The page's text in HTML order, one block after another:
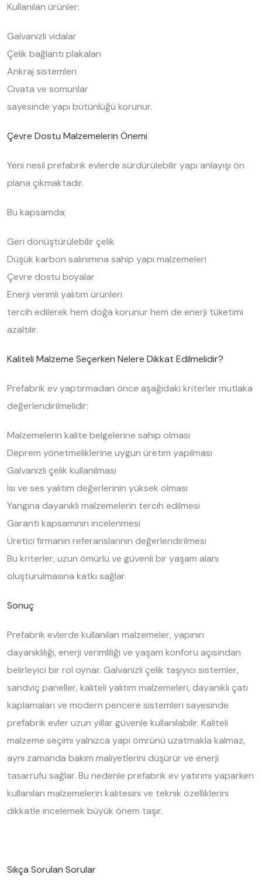
Kullanılan ürünler;
Galvanizli vidalar
Çelik bağlantı plakaları
Ankraj sistemleri
Civata ve somunlar
sayesinde yapı bütünlüğü korunur.
Çevre Dostu Malzemelerin Önemi
Yeni nesil prefabrik evlerde sürdürülebilir yapı anlayışı ön
plana çıkmaktadır.
Bu kapsamda;
Geri dönüştürülebilir çelik
Düşük karbon salınımına sahip yapı malzemeleri
Çevre dostu boyalar
Enerji verimli yalıtım ürünleri
tercih edilerek hem doğa korunur hem de enerji tüketimi
azaltılır.
Kaliteli Malzeme Seçerken Nelere Dikkat Edilmelidir?
Prefabrik ev yaptırmadan önce aşağıdaki kriterler mutlaka
değerlendirilmelidir:
Malzemelerin kalite belgelerine sahip olması
Deprem yönetmeliklerine uygun üretim yapılması
Galvanizli çelik kullanılması
Isı ve ses yalıtım değerlerinin yüksek olması
Yangına dayanıklı malzemelerin tercih edilmesi
Garanti kapsamının incelenmesi
Üretici firmanın referanslarının değerlendirilmesi
Bu kriterler, uzun ömürlü ve güvenli bir yaşam alanı
oluşturulmasına katkı sağlar.
Sonuç
Prefabrik evlerde kullanılan malzemeler, yapının
dayanıklılığı, enerji verimliliği ve yaşam konforu açısından
belirleyici bir rol oynar. Galvanizli çelik taşıyıcı sistemler,
sandviç paneller, kaliteli yalıtım malzemeleri, dayanıklı çatı
kaplamaları ve modern pencere sistemleri sayesinde
prefabrik evler uzun yıllar güvenle kullanılabilir. Kaliteli
malzeme seçimi yalnızca yapı ömrünü uzatmakla kalmaz,
aynı zamanda bakım maliyetlerini düşürür ve enerji
tasarrufu sağlar. Bu nedenle prefabrik ev yatırımı yaparken
kullanılan malzemelerin kalitesini ve teknik özelliklerini
dikkatle incelemek büyük önem taşır.
Sıkça Sorulan Sorular